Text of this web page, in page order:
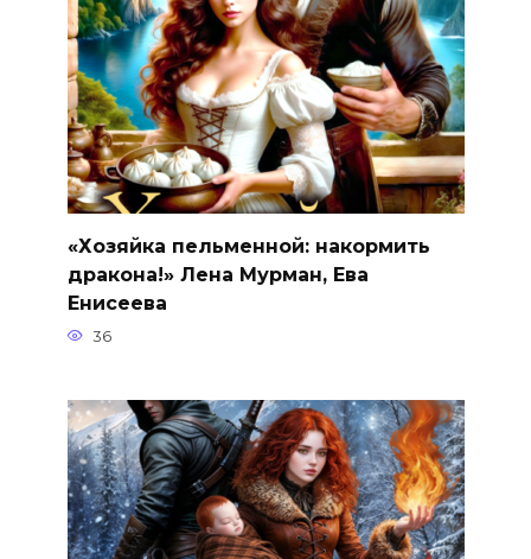
«Хозяйка пельменной: накормить
дракона!» Лена Мурман, Ева
Енисеева
36